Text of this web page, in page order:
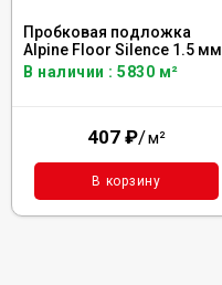
Пробковая подложка
Alpine Floor Silence 1.5 мм
В наличии : 5830 м²
407 ₽/м²
В корзину